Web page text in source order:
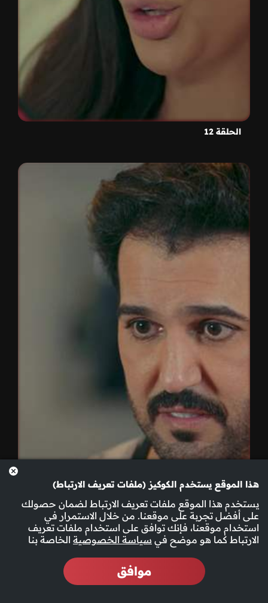
الحلقة 12
الحلقة 11
هذا الموقع يستخدم الكوكيز (ملفات تعريف الارتباط)
يستخدم هذا الموقع ملفات تعريف الارتباط لضمان حصولك
على أفضل تجربة على موقعنا. من خلال الاستمرار في
استخدام موقعنا، فإنك توافق على استخدام ملفات تعريف
الارتباط كما هو موضح في سياسة الخصوصية الخاصة بنا
موافق